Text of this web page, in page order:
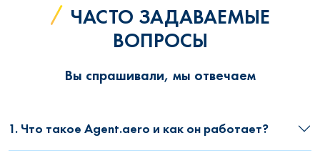
ЧАСТО ЗАДАВАЕМЫЕ
ВОПРОСЫ
Вы спрашивали, мы отвечаем
1. Что такое Agent.aero и как он работает?